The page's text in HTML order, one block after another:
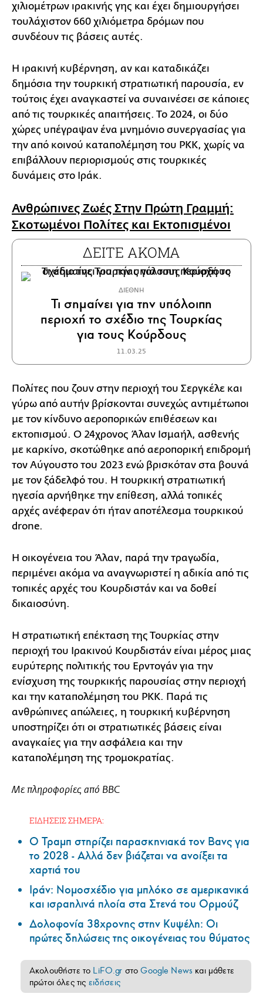
χιλιομέτρων ιρακινής γης και έχει δημιουργήσει
τουλάχιστον 660 χιλιόμετρα δρόμων που
συνδέουν τις βάσεις αυτές.
Η ιρακινή κυβέρνηση, αν και καταδικάζει
δημόσια την τουρκική στρατιωτική παρουσία, εν
τούτοις έχει αναγκαστεί να συναινέσει σε κάποιες
από τις τουρκικές απαιτήσεις. Το 2024, οι δύο
χώρες υπέγραψαν ένα μνημόνιο συνεργασίας για
την από κοινού καταπολέμηση του PKK, χωρίς να
επιβάλλουν περιορισμούς στις τουρκικές
δυνάμεις στο Ιράκ.
Ανθρώπινες Ζωές Στην Πρώτη Γραμμή:
Σκοτωμένοι Πολίτες και Εκτοπισμένοι
ΔΕΙΤΕ ΑΚΟΜΑ
ΔΙΕΘΝΗ
Τι σημαίνει για την υπόλοιπη
περιοχή το σχέδιο της Τουρκίας
για τους Κούρδους
11.03.25
Πολίτες που ζουν στην περιοχή του Σεργκέλε και
γύρω από αυτήν βρίσκονται συνεχώς αντιμέτωποι
με τον κίνδυνο αεροπορικών επιθέσεων και
εκτοπισμού. Ο 24χρονος Άλαν Ισμαήλ, ασθενής
με καρκίνο, σκοτώθηκε από αεροπορική επιδρομή
τον Αύγουστο του 2023 ενώ βρισκόταν στα βουνά
με τον ξάδελφό του. Η τουρκική στρατιωτική
ηγεσία αρνήθηκε την επίθεση, αλλά τοπικές
αρχές ανέφεραν ότι ήταν αποτέλεσμα τουρκικού
drone.
Η οικογένεια του Άλαν, παρά την τραγωδία,
περιμένει ακόμα να αναγνωριστεί η αδικία από τις
τοπικές αρχές του Κουρδιστάν και να δοθεί
δικαιοσύνη.
Η στρατιωτική επέκταση της Τουρκίας στην
περιοχή του Ιρακινού Κουρδιστάν είναι μέρος μιας
ευρύτερης πολιτικής του Ερντογάν για την
ενίσχυση της τουρκικής παρουσίας στην περιοχή
και την καταπολέμηση του PKK. Παρά τις
ανθρώπινες απώλειες, η τουρκική κυβέρνηση
υποστηρίζει ότι οι στρατιωτικές βάσεις είναι
αναγκαίες για την ασφάλεια και την
καταπολέμηση της τρομοκρατίας.
Με πληροφορίες από BBC
ΕΙΔΗΣΕΙΣ ΣΗΜΕΡΑ:
Ο Τραμπ στηρίζει παρασκηνιακά τον Βανς για
το 2028 - Αλλά δεν βιάζεται να ανοίξει τα
χαρτιά του
Ιράν: Νομοσχέδιο για μπλόκο σε αμερικανικά
και ισραηλινά πλοία στα Στενά του Ορμούζ
Δολοφονία 38χρονης στην Κυψέλη: Οι
πρώτες δηλώσεις της οικογένειας του θύματος
Ακολουθήστε το LiFO.gr στοGoogle News και μάθετε
πρώτοι όλες τις ειδήσεις